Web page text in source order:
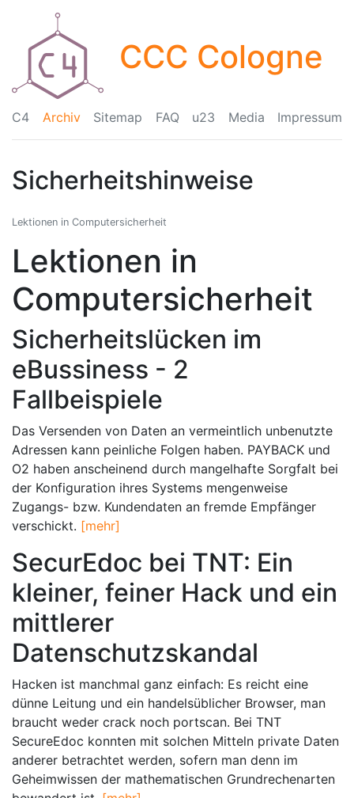
CCC Cologne
C4 Archiv Sitemap FAQ u23 Media Impressum
Sicherheitshinweise
Lektionen in Computersicherheit
Lektionen in
Computersicherheit
Sicherheitslücken im
eBussiness - 2
Fallbeispiele
Das Versenden von Daten an vermeintlich unbenutzte
Adressen kann peinliche Folgen haben. PAYBACK und
O2 haben anscheinend durch mangelhafte Sorgfalt bei
der Konfiguration ihres Systems mengenweise
Zugangs- bzw. Kundendaten an fremde Empfänger
verschickt. [mehr]
SecurEdoc bei TNT: Ein
kleiner, feiner Hack und ein
mittlerer
Datenschutzskandal
Hacken ist manchmal ganz einfach: Es reicht eine
dünne Leitung und ein handelsüblicher Browser, man
braucht weder crack noch portscan. Bei TNT
SecureEdoc konnten mit solchen Mitteln private Daten
anderer betrachtet werden, sofern man denn im
Geheimwissen der mathematischen Grundrechenarten